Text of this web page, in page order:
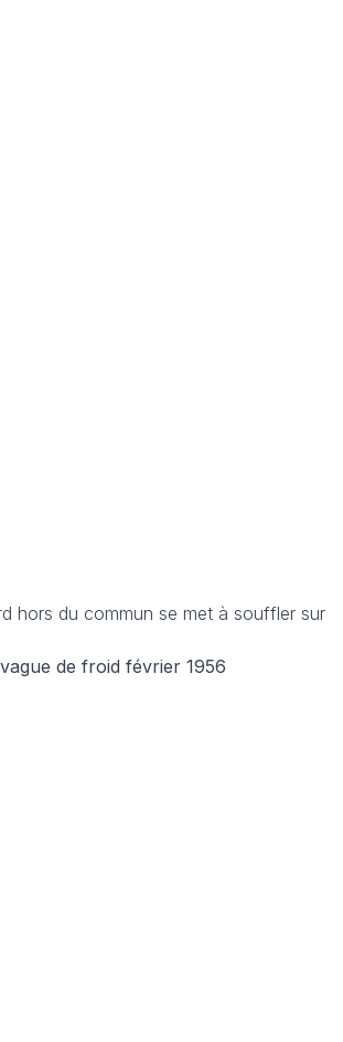
hors du commun se met à souffler sur
vague de froid février 1956